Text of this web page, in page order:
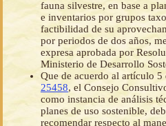
fauna silvestre, en base a
e inventarios por grupos
factibilidad de su
por periodos de dos años,
expresa aprobada por
Ministerio de Desarrollo
Que de acuerdo al artículo 5
25458, el Consejo
como instancia de análisis
planes de uso sostenible,
recomendar respecto al